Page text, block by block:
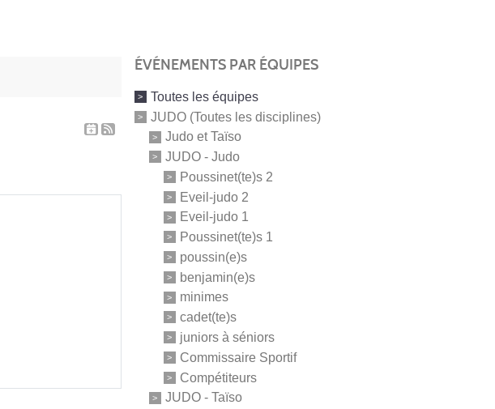
ÉVÉNEMENTS PAR ÉQUIPES
Toutes les équipes
JUDO (Toutes les disciplines)
Judo et Taïso
JUDO - Judo
Poussinet(te)s 2
Eveil-judo 2
Eveil-judo 1
Poussinet(te)s 1
poussin(e)s
benjamin(e)s
minimes
cadet(te)s
juniors à séniors
Commissaire Sportif
Compétiteurs
JUDO - Taïso